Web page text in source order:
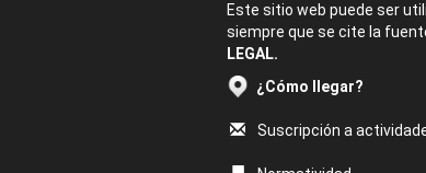
Este sitio web puede ser
siempre que se cite la
LEGAL.
¿Cómo llegar?
Suscripción a